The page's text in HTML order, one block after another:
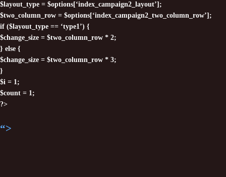
$layout_type = $options[‘index_campaign2_layout’];
$two_column_row = $options[‘index_campaign2_two_column_row’];
if ($layout_type == ‘type1’) {
$change_size = $two_column_row * 2;
} else {
$change_size = $two_column_row * 3;
}
$i = 1;
$count = 1;
?>
“>